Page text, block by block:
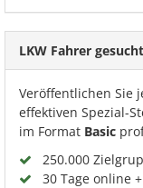
LKW Fahrer
Veröffentlichen Sie
effektiven Spezial-
im Format Basic
250.000
30 Tage online